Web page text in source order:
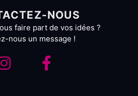
NOUS
faire part de vos idées ?
nous un message !